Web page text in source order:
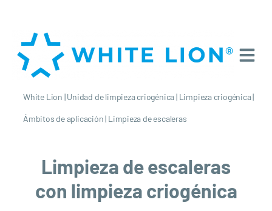
White Lion |Unidad de limpieza criogénica| Limpieza criogénica|
Ámbitos de aplicación| Limpieza de escaleras
Limpieza de escaleras
con limpieza criogénica